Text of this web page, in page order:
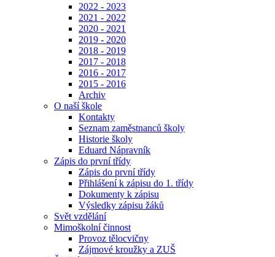
2022 - 2023
2021 - 2022
2020 - 2021
2019 - 2020
2018 - 2019
2017 - 2018
2016 - 2017
2015 - 2016
Archiv
O naší škole
Kontakty
Seznam zaměstnanců školy
Historie školy
Eduard Nápravník
Zápis do první třídy
Zápis do první třídy
Přihlášení k zápisu do 1. třídy
Dokumenty k zápisu
Výsledky zápisu žáků
Svět vzdělání
Mimoškolní činnost
Provoz tělocvičny
Zájmové kroužky a ZUŠ